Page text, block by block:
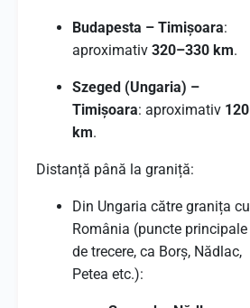
Budapesta – Timișoara:
aproximativ 320–330 km.
Szeged (Ungaria) –
Timișoara: aproximativ 120
km.
Distanță până la graniță:
Din Ungaria către granița cu
România (puncte principale
de trecere, ca Borș, Nădlac,
Petea etc.):